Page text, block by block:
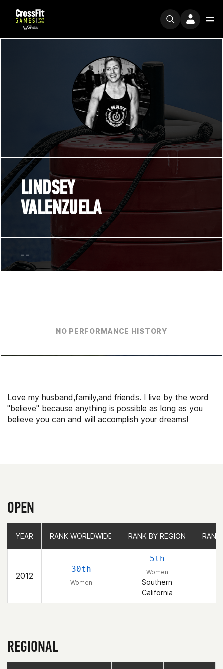
LINDSEY
VALENZUELA
--
NO PERFORMANCE HISTORY
Love my husband,family,and friends. I live by the word
"believe" because anything is possible as long as you
believe you can and will accomplish your dreams!
OPEN
YEAR RANK WORLDWIDE RANK BY REGION RANK
2012
30th
Women
5th
Women
Southern
California
YEAR RANK WORLDWIDE RANK BY REGION RANK
REGIONAL